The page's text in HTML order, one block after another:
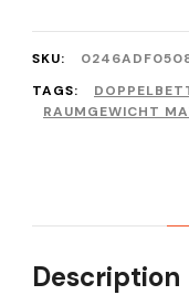
SKU:
TAGS:
RAUMGEWICHT
Description